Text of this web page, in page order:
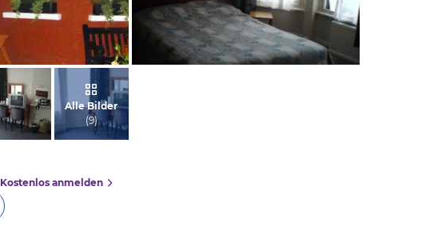
Alle Bilder
(9)
Kostenlos anmelden